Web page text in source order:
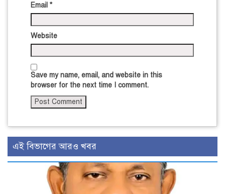
Email *
Website
Save my name, email, and website in this
browser for the next time I comment.
এই বিভাগের আরও খবর